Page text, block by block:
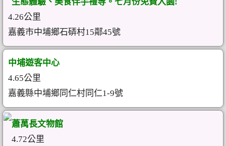
4.26公里
嘉義市中埔鄉石硦村15鄰45號
中埔遊客中心
4.65公里
嘉義縣中埔鄉同仁村同仁1-9號
蕭萬長文物館
4.72公里